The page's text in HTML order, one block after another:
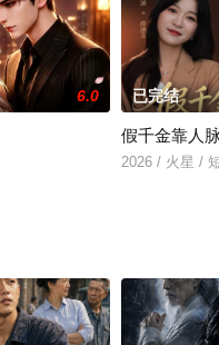
6.0 已完结
假千金靠人
2026 / 火星 /